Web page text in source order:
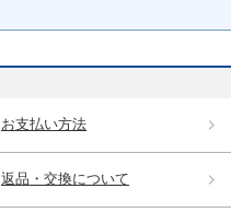
お支払い方法
返品・交換について